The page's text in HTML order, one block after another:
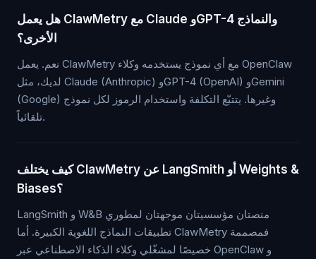
هل يعمل ClawMetry مع Claude وGPT-4 والنماذج
الأخرى؟
نعم. يعمل ClawMetry مع أي نموذج يستخدمه وكلاء OpenClaw
لديك، مثل Claude (Anthropic) وGPT-4 (OpenAI) وGemini
(Google) وغيرها. يتتبّع التكلفة واستخدام الرموز لكل نموذج
تلقائياً.
كيف يختلف ClawMetry عن LangSmith أو Weights &
Biases؟
LangSmith و W&B منصتان مؤسسيتان موجهتان لمطوري
تطبيقات النماذج اللغوية الكبيرة. أما ClawMetry فمصممة
خصيصًا لمشغّلي وكلاء الذكاء الاصطناعي عبر OpenClaw و